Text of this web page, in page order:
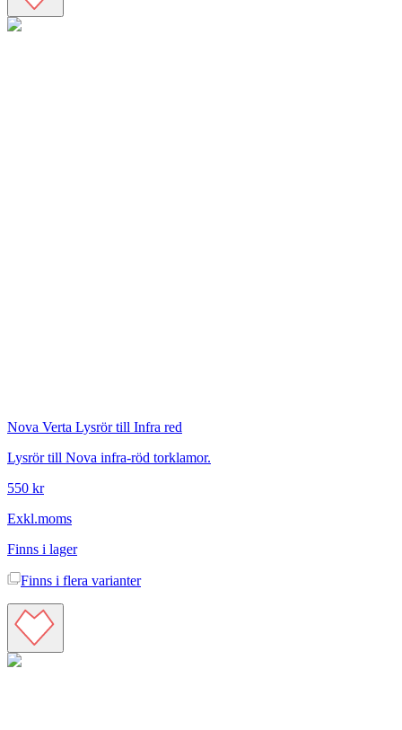
Nova Verta Lysrör till Infra red
Lysrör till Nova infra-röd torklamor.
550 kr
Exkl.moms
Finns i lager
Finns i flera varianter